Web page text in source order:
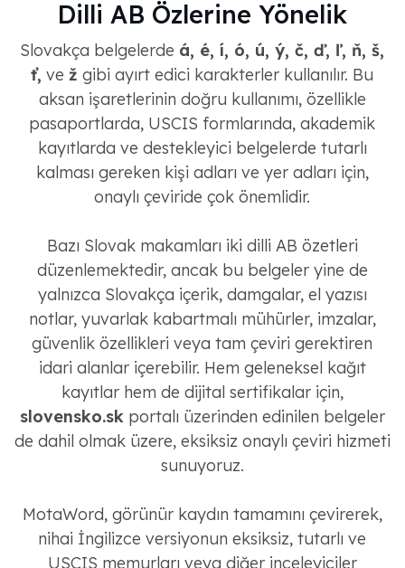
Dilli AB Özlerine Yönelik
Slovakça belgelerde á, é, í, ó, ú, ý, č, ď, ľ, ň, š,
ť, ve ž gibi ayırt edici karakterler kullanılır. Bu
aksan işaretlerinin doğru kullanımı, özellikle
pasaportlarda, USCIS formlarında, akademik
kayıtlarda ve destekleyici belgelerde tutarlı
kalması gereken kişi adları ve yer adları için,
onaylı çeviride çok önemlidir.
Bazı Slovak makamları iki dilli AB özetleri
düzenlemektedir, ancak bu belgeler yine de
yalnızca Slovakça içerik, damgalar, el yazısı
notlar, yuvarlak kabartmalı mühürler, imzalar,
güvenlik özellikleri veya tam çeviri gerektiren
idari alanlar içerebilir. Hem geleneksel kağıt
kayıtlar hem de dijital sertifikalar için,
slovensko.skportalı üzerinden edinilen belgeler
de dahil olmak üzere, eksiksiz onaylı çeviri hizmeti
sunuyoruz.
MotaWord, görünür kaydın tamamını çevirerek,
nihai İngilizce versiyonun eksiksiz, tutarlı ve
USCIS memurları veya diğer inceleyiciler